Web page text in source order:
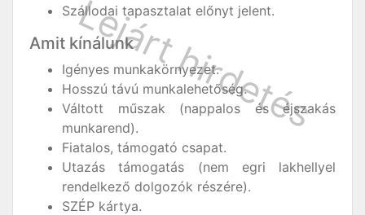
Szállodai tapasztalat előnyt jelent.
Amit kínálunk
Igényes munkakörnyezet.
Hosszú távú munkalehetőség.
Váltott műszak (nappalos és éjszakás
munkarend).
Fiatalos, támogató csapat.
Utazás támogatás (nem egri lakhellyel
rendelkező dolgozók részére).
SZÉP kártya.